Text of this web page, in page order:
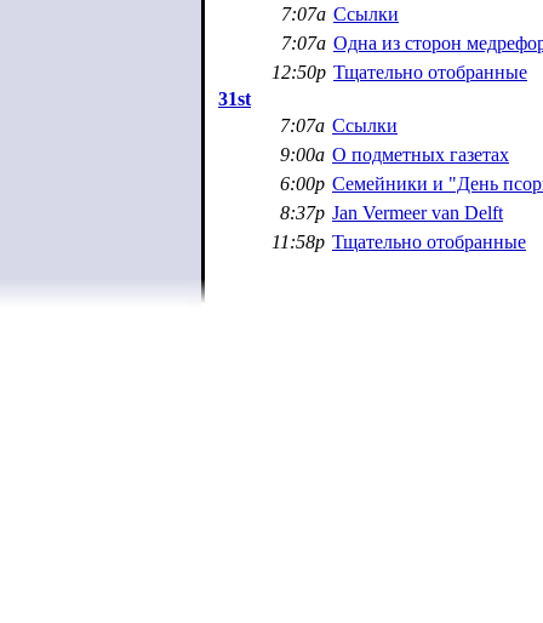
7:07a Ссылки
7:07a Одна из сторон
12:50p Тщательно отобранные
31st
7:07a Ссылки
9:00a О подметных газетах
6:00p Семейники и "День
8:37p Jan Vermeer van Delft
11:58p Тщательно отобранные